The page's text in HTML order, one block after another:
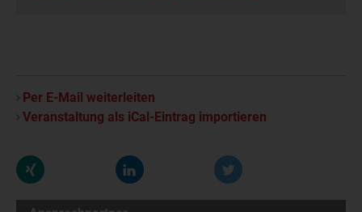
Per E-Mail weiterleiten
Veranstaltung als iCal-Eintrag importieren